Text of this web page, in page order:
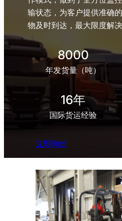
输状态，为客户提供准确
物及时到达，最大限度解
8000
年发货量（吨）
16年
国际货运经验
立即询价